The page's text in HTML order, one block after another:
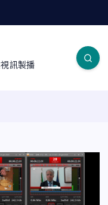
訊製播